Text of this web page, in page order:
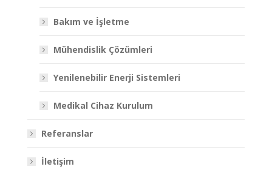
Bakım ve İşletme
Mühendislik Çözümleri
Yenilenebilir Enerji Sistemleri
Medikal Cihaz Kurulum
Referanslar
İletişim